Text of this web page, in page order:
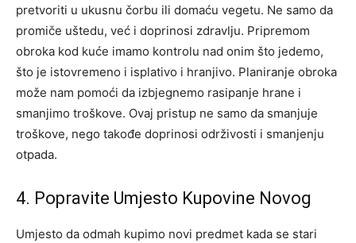
pretvoriti u ukusnu čorbu ili domaću vegetu. Ne samo da
promiče uštedu, već i doprinosi zdravlju. Pripremom
obroka kod kuće imamo kontrolu nad onim što jedemo,
što je istovremeno i isplativo i hranjivo. Planiranje obroka
može nam pomoći da izbjegnemo rasipanje hrane i
smanjimo troškove. Ovaj pristup ne samo da smanjuje
troškove, nego takođe doprinosi održivosti i smanjenju
otpada.
4. Popravite Umjesto Kupovine Novog
Umjesto da odmah kupimo novi predmet kada se stari